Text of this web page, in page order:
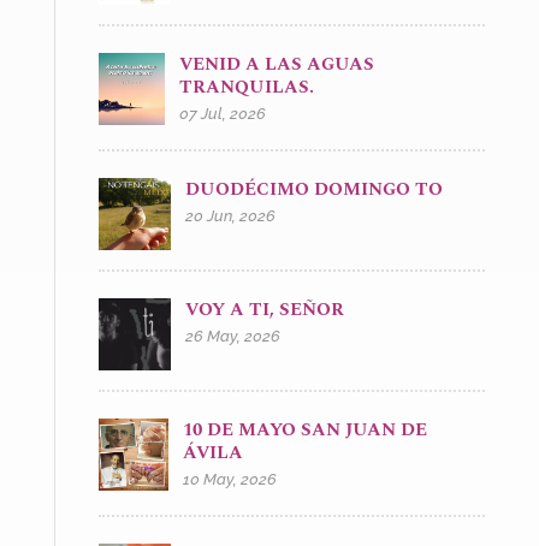
VENID A LAS AGUAS
TRANQUILAS.
07 Jul, 2026
DUODÉCIMO DOMINGO TO
20 Jun, 2026
VOY A TI, SEÑOR
26 May, 2026
10 DE MAYO SAN JUAN DE
ÁVILA
10 May, 2026